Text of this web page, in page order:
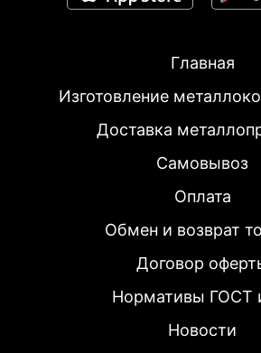
Главная
Изготовление
Доставка
Самовывоз
Оплата
Обмен и возврат
Договор
Нормативы ГОСТ
Новости